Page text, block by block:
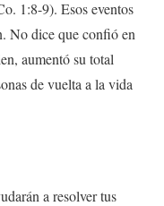
1:8-9). Esos eventos
No dice que confió en
aumentó su total
de vuelta a la vida
a resolver tus